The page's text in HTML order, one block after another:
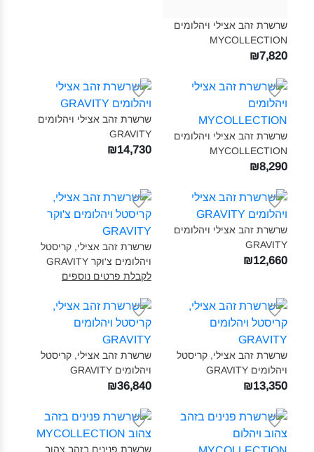
שרשרת זהב אצילי ויהלומים
MYCOLLECTION‎
₪7,820
שרשרת זהב אצילי ויהלומים
MYCOLLECTION‎
₪8,290
שרשרת זהב אצילי ויהלומים
GRAVITY‎
₪14,730
שרשרת זהב אצילי ויהלומים
GRAVITY‎
₪12,660
שרשרת זהב אצילי, קריסטל
ויהלומים צ'וקר GRAVITY‎
לקבלת פרטים נוספים
שרשרת זהב אצילי, קריסטל
ויהלומים GRAVITY‎
₪13,350
שרשרת זהב אצילי, קריסטל
ויהלומים GRAVITY‎
₪36,840
שרשרת פנינים בזהב צהוב